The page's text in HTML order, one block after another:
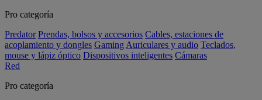
Pro categoría
Predator Prendas, bolsos y accesorios Cables, estaciones de
acoplamiento y dongles Gaming Auriculares y audio Teclados,
mouse y lápiz óptico Dispositivos inteligentes Cámaras
Red
Pro categoría